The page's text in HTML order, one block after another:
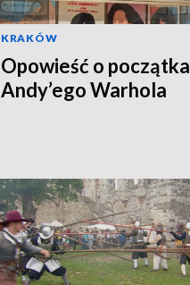
KRAKÓW
Opowieść o
Andy’ego Warhola